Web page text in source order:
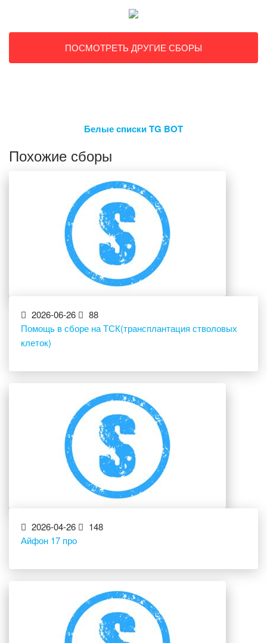
ПОСМОТРЕТЬ ДРУГИЕ СБОРЫ
Белые списки TG BOT
Похожие сборы
2026-06-26
88
Помощь в сборе на ТСК(трансплантация стволовых
клеток)
2026-04-26
148
Айфон 17 про